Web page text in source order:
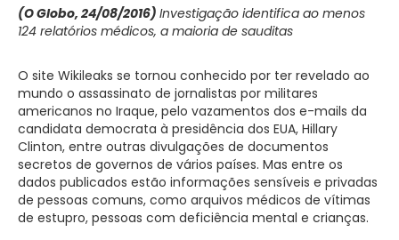
(O Globo, 24/08/2016) Investigação identifica ao menos
124 relatórios médicos, a maioria de sauditas
O site Wikileaks se tornou conhecido por ter revelado ao
mundo o assassinato de jornalistas por militares
americanos no Iraque, pelo vazamentos dos e-mails da
candidata democrata à presidência dos EUA, Hillary
Clinton, entre outras divulgações de documentos
secretos de governos de vários países. Mas entre os
dados publicados estão informações sensíveis e privadas
de pessoas comuns, como arquivos médicos de vítimas
de estupro, pessoas com deficiência mental e crianças.